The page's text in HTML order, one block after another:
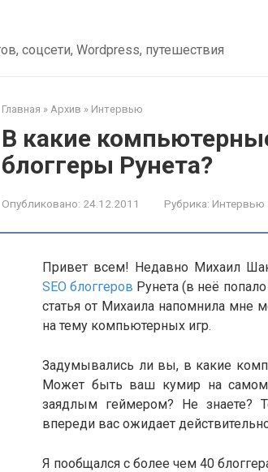
соцсети, Wordpress, путешествия
Главная » Архив » Интервью
В какие
блоггеры Рунета?
Опубликовано: 24.12.2011 Рубрика: Интервью
Привет всем! Недавно Михаил
SEO блоггеров Рунета (в неё
статья от Михаила напомнила
на тему компьютерных игр.
Задумывались ли вы, в какие
Может быть ваш кумир на самом
заядлым геймером? Не знаете?
впереди вас ожидает
Я пообщался с более чем 40